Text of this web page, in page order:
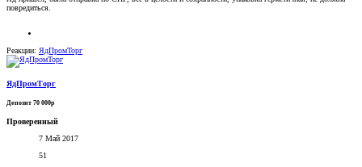
повредиться.
Реакции: ЯдПромТорг
ЯдПромТорг
Депозит 70 000р
Проверенный
7 Май 2017
51